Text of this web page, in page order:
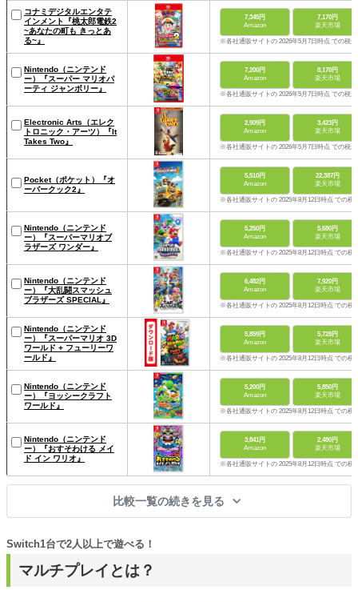
コナミデジタルエンタテ
インメント『桃太郎電鉄2
~あなたの町も きっとあ
る~』
7,345円
Amazon
7,170円
楽天市場
※各社通販サイトの 2026年5月7日時点 での税
Nintendo（ニンテンド
ー）『スーパー マリオパ
ーティ ジャンボリー』
7,200円
Amazon
8,170円
楽天市場
※各社通販サイトの 2026年5月7日時点 での税
Electronic Arts（エレク
トロニック・アーツ）『It
Takes Two』
2,909円
Amazon
3,423円
楽天市場
※各社通販サイトの 2026年5月7日時点 での税
Pocket（ポケット）『オ
ーバークック2』
5,510円
Amazon
22,387円
楽天市場
※各社通販サイトの 2025年8月12日時点 での税
Nintendo（ニンテンド
ー）『スーパーマリオブ
ラザーズ ワンダー』
5,250円
Amazon
5,680円
楽天市場
※各社通販サイトの 2025年8月12日時点 での税
Nintendo（ニンテンド
ー）『大乱闘スマッシュ
ブラザーズ SPECIAL』
6,482円
Amazon
7,920円
楽天市場
※各社通販サイトの 2025年8月12日時点 での税
Nintendo（ニンテンド
ー）『スーパーマリオ 3D
ワールド + フューリーワ
ールド』
5,859円
Amazon
5,728円
楽天市場
※各社通販サイトの 2025年8月12日時点 での税
Nintendo（ニンテンド
ー）『ヨッシークラフト
ワールド』
5,200円
Amazon
5,850円
楽天市場
※各社通販サイトの 2025年8月12日時点 での税
Nintendo（ニンテンド
ー）『おすそわける メイ
ド イン ワリオ』
3,841円
Amazon
2,480円
楽天市場
※各社通販サイトの 2025年8月12日時点 での税
比較一覧の続きを見る
マルチプレイとは？
Switch1台で2人以上で遊べる！